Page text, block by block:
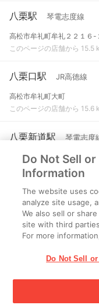
八栗駅 琴電志度線
高松市牟礼町牟礼２２１６-
このページの店舗から 15.5
八栗口駅 JR高徳線
高松市牟礼町大町
このページの店舗から 15.6
八栗新道駅 琴電志度
高松市牟礼町大町１３８９-
このページの店舗から 15.8
塩屋駅 琴電志度線
高松市牟礼町大町１５０２-
このページの店舗から 15.8
江崎グリコ株式会社
Do Not Sell
Information
The website uses
analyze site usage,
We also sell or
site with third
For more
Do Not Sell